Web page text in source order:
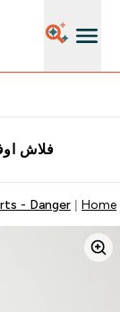
فلاش اوفر | ٥٪ إضافية
Home
- Danger